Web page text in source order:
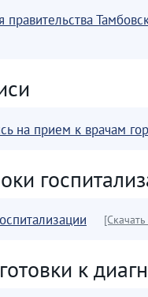
правительства
на прием к врачам
к